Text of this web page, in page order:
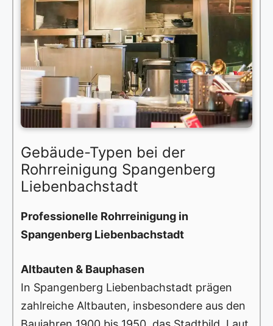
Gebäude-Typen bei der
Rohrreinigung Spangenberg
Liebenbachstadt
Professionelle Rohrreinigung in
Spangenberg Liebenbachstadt
Altbauten & Bauphasen
In Spangenberg Liebenbachstadt prägen
zahlreiche Altbauten, insbesondere aus den